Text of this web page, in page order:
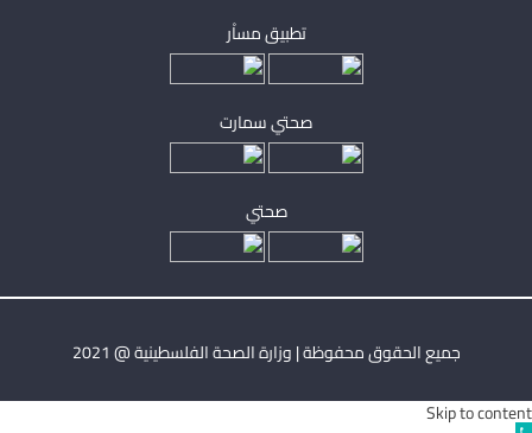
تطبيق مساْر
صحتي سمارت
صحتي
جميع الحقوق محفوظة | وزارة الصحة الفلسطينية @ 2021
Skip to content